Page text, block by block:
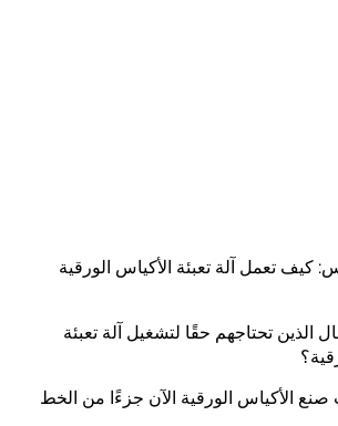
كيف تعمل آلة تعبئة الأكياس الورقية
الذين تحتاجهم حقًا لتشغيل آلة تعبئة
صنع الأكياس الورقية الآن جزءًا من الخط